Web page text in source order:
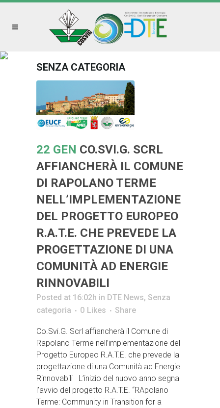
SENZA CATEGORIA
22 GEN CO.SVI.G. SCRL
AFFIANCHERÀ IL COMUNE
DI RAPOLANO TERME
NELL’IMPLEMENTAZIONE
DEL PROGETTO EUROPEO
R.A.T.E. CHE PREVEDE LA
PROGETTAZIONE DI UNA
COMUNITÀ AD ENERGIE
RINNOVABILI
Posted at 16:02h in DTE News, Senza
categoria
0 Likes Share
Co.Svi.G. Scrl affiancherà il Comune di
Rapolano Terme nell’implementazione del
Progetto Europeo R.A.T.E. che prevede la
progettazione di una Comunità ad Energie
Rinnovabili L’inizio del nuovo anno segna
l’avvio del progetto R.A.T.E. “RApolano
Terme: Community in Transition for a